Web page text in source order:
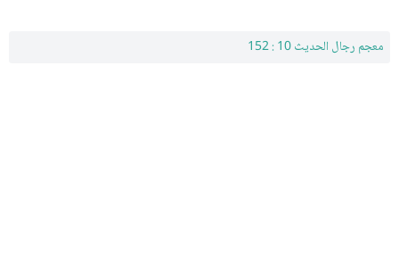
معجم رجال الحديث 10 : 152